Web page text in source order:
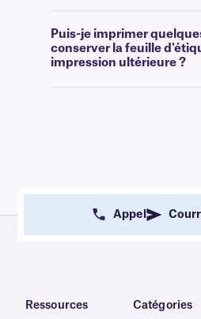
Puis-je imprimer
conserver la feuille
impression ultérieure ?
Appel
Ressources Catégories